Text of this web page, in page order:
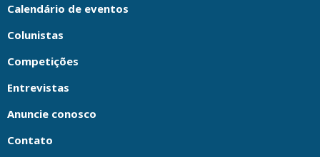
Calendário de eventos
Colunistas
Competições
Entrevistas
Anuncie conosco
Contato